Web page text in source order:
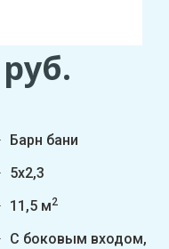
руб.
Барн бани
5х2,3
11,5 м2
С боковым входом,